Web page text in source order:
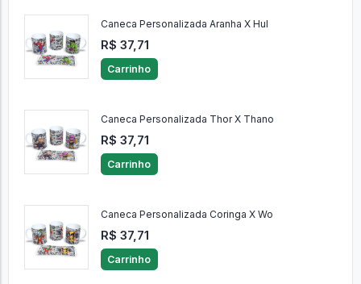
Caneca Personalizada Aranha X Hul
R$ 37,71
Carrinho
Caneca Personalizada Thor X Thano
R$ 37,71
Carrinho
Caneca Personalizada Coringa X Wo
R$ 37,71
Carrinho